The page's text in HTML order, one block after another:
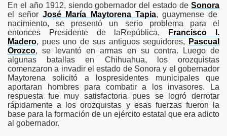
En el año 1912, siendo gobernador del estado de Sonora
el señorJosé María Maytorena Tapia, guaymense de
nacimiento, se presentó un serio problema para el
entonces Presidente de laRepública,
Francisco I.
Madero, pues uno de sus antiguos seguidores,
Pascual
Orozco, se levantó en armas en su contra. Luego de
algunas batallas en Chihuahua, los orozquistas
comenzaron a invadir el estado de Sonora y el gobernador
Maytorena solicitó a lospresidentes municipales que
aportaran hombres para combatir a los invasores. La
respuesta fue muy satisfactoria pues se logró derrotar
rápidamente a los orozquistas y esas fuerzas fueron la
base para la formación de un ejército estatal que era adicto
al gobernador.